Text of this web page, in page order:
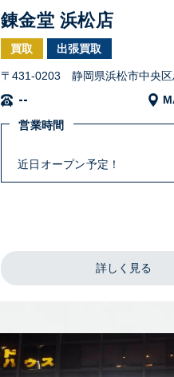
錬金堂 浜松店
買取 出張買取
〒431-0203 静岡県浜松市中央区
--
営業時間
近日オープン予定！
詳しく見る